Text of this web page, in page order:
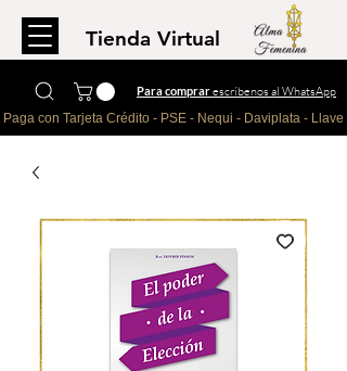
Tienda Virtual
Para comprarescríbenos al WhatsApp
Paga con Tarjeta Crédito - PSE - Nequi - Daviplata - Llave